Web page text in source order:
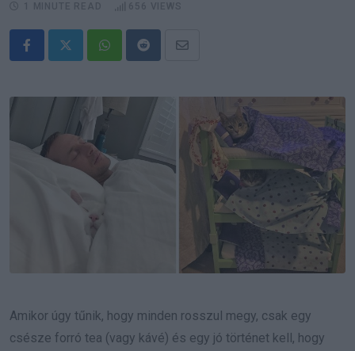
WhatsappRedditShare
Email
Amikor úgy tűnik, hogy minden rosszul megy, csak egy
csésze forró tea (vagy kávé) és egy jó történet kell, hogy